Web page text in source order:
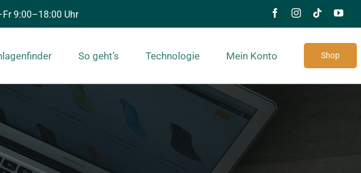
9:00–18:00 Uhr
So geht’s Technologie Mein Konto Shop
– bei uns im Shop erhältlich.